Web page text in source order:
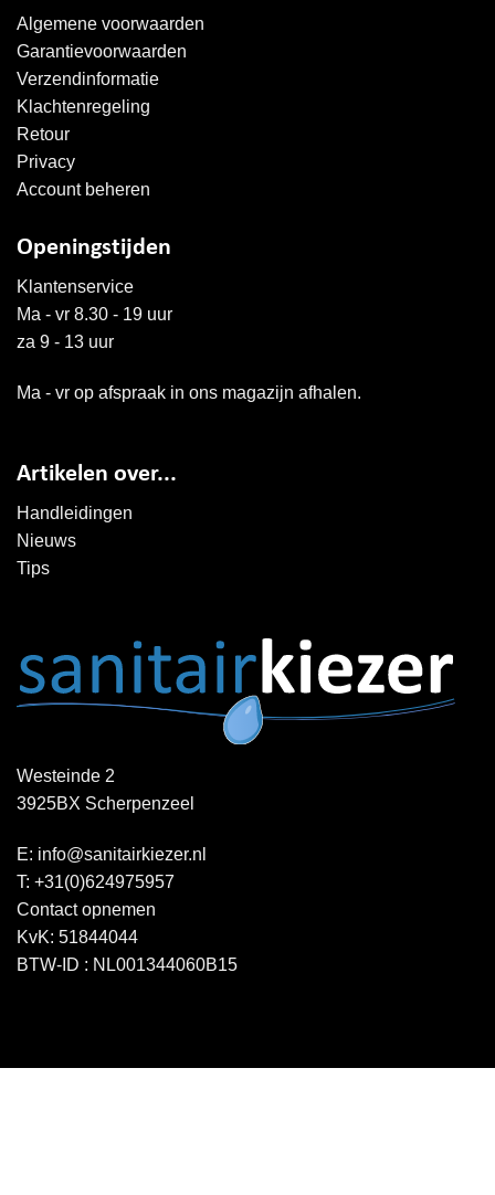
Algemene voorwaarden
Garantievoorwaarden
Verzendinformatie
Klachtenregeling
Retour
Privacy
Account beheren
Openingstijden
Klantenservice
Ma - vr 8.30 - 19 uur
za 9 - 13 uur
Ma - vr op afspraak in ons magazijn afhalen.
Artikelen over...
Handleidingen
Nieuws
Tips
Westeinde 2
3925BX Scherpenzeel
E: info@sanitairkiezer.nl
T: +31(0)624975957
Contact opnemen
KvK: 51844044
BTW-ID : NL001344060B15